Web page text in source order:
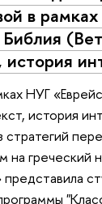
в
история
НУГ
история
стратегий
на греческий